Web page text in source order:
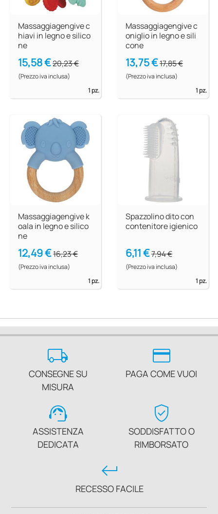
Massaggiagengive c
hiavi in legno e silico
ne
15,58 €20,23 €
(Prezzo iva inclusa)
1 pz.
Massaggiagengive c
oniglio in legno e sili
cone
13,75 €17,85 €
(Prezzo iva inclusa)
1 pz.
Massaggiagengive k
oala in legno e silico
ne
12,49 €16,23 €
(Prezzo iva inclusa)
1 pz.
Spazzolino dito con
contenitore igienico
6,11 €7,94 €
(Prezzo iva inclusa)
1 pz.
local_shipping
CONSEGNE SU
MISURA
credit_card
PAGA COME VUOI
support_agent
ASSISTENZA
DEDICATA
verified_user
SODDISFATTO O
RIMBORSATO
keyboard_return
RECESSO FACILE